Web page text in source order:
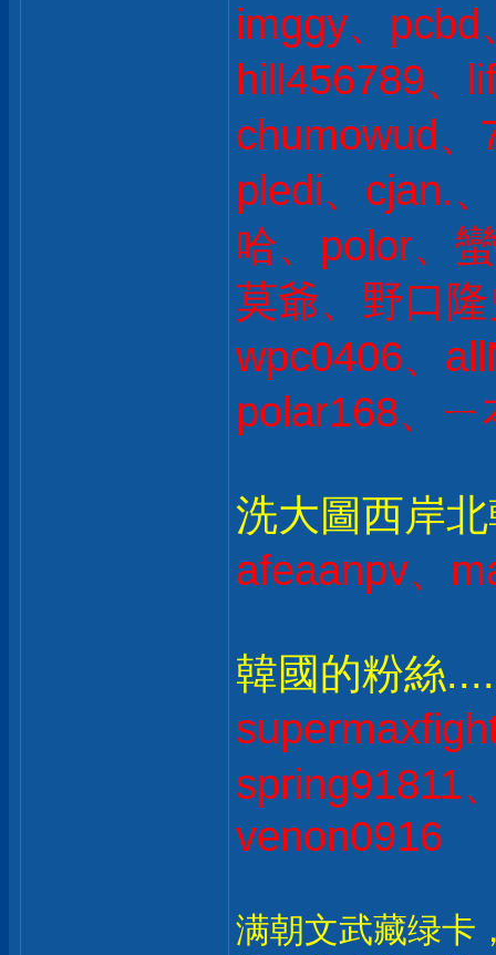
imggy、pcbd
hill456789、
chumowud、
pledi、cjan.
哈、polor、
莫爺、野口
wpc0406、
polar168、
洗大圖西岸
afeaanpv、
韓國的粉絲....
spring91811
venon0916
满朝文武藏绿卡